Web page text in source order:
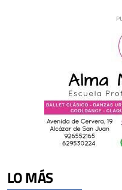
LO MÁS